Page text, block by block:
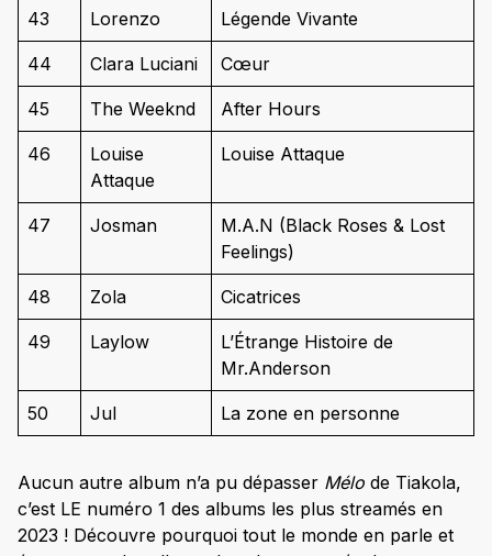
43 Lorenzo Légende Vivante
44 Clara Luciani Cœur
45 The Weeknd After Hours
46
Louise
Attaque
Louise Attaque
47 Josman
M.A.N (Black Roses & Lost
Feelings)
48 Zola Cicatrices
49 Laylow
L’Étrange Histoire de
Mr.Anderson
50 Jul La zone en personne
Aucun autre album n’a pu dépasser Mélo de Tiakola,
c’est LE numéro 1 des albums les plus streamés en
2023 ! Découvre pourquoi tout le monde en parle et